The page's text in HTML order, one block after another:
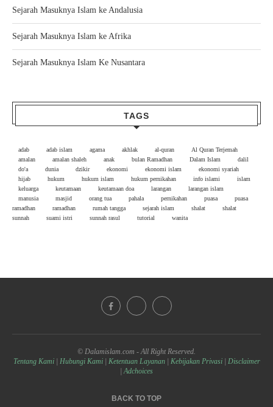
Sejarah Masuknya Islam ke Andalusia
Sejarah Masuknya Islam ke Afrika
Sejarah Masuknya Islam Ke Nusantara
TAGS
adab adab islam agama akhlak al-quran
Al Quran Terjemah
amalan
amalan shaleh anak bulan Ramadhan Dalam Islam
dalil
do'a
dunia dzikir ekonomi ekonomi islam
ekonomi syariah
hijab
hukum hukum islam hukum pernikahan info islami
islam
keluarga
keutamaan keutamaan doa larangan
larangan islam
manusia
masjid orang tua pahala pernikahan puasa
puasa
ramadhan
ramadhan rumah tangga sejarah islam shalat
shalat
sunnah
suami istri sunnah rasul tutorial wanita
© Dalamislam.com - All Right Reserved.
Tentang Kami
Hubungi Kami| Ketentuan Layanan| Kebijakan Privasi| Disclaimer
|Adchoices
BACK TO TOP